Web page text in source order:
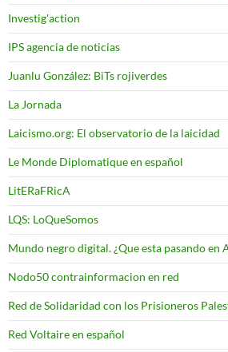
Investig'action
IPS agencia de noticias
Juanlu González: BiTs rojiverdes
La Jornada
Laicismo.org: El observatorio de la laicidad
Le Monde Diplomatique en español
LitERaFRicA
LQS: LoQueSomos
Mundo negro digital. ¿Que esta pasando en
Nodo50 contrainformacion en red
Red de Solidaridad con los Prisioneros
Red Voltaire en español